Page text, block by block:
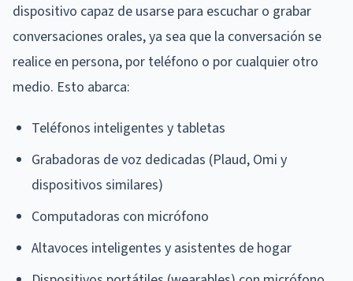
dispositivo capaz de usarse para escuchar o grabar
conversaciones orales, ya sea que la conversación se
realice en persona, por teléfono o por cualquier otro
medio. Esto abarca:
Teléfonos inteligentes y tabletas
Grabadoras de voz dedicadas (Plaud, Omi y
dispositivos similares)
Computadoras con micrófono
Altavoces inteligentes y asistentes de hogar